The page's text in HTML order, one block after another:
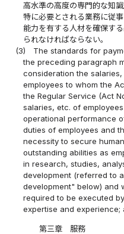
高水準の高度の専門的な知
特に必要とされる業務に従
能力を有する人材を確保す
られなければならない。
(3)
The standards for
the preceding paragraph
consideration the
employees to whom the
the Regular Service (Act
salaries, etc. of
operational performance
duties of employees and
necessity to secure
outstanding abilities as
in research, studies,
development (referred to
development" below) and
required to be executed
expertise and
第三章 服務